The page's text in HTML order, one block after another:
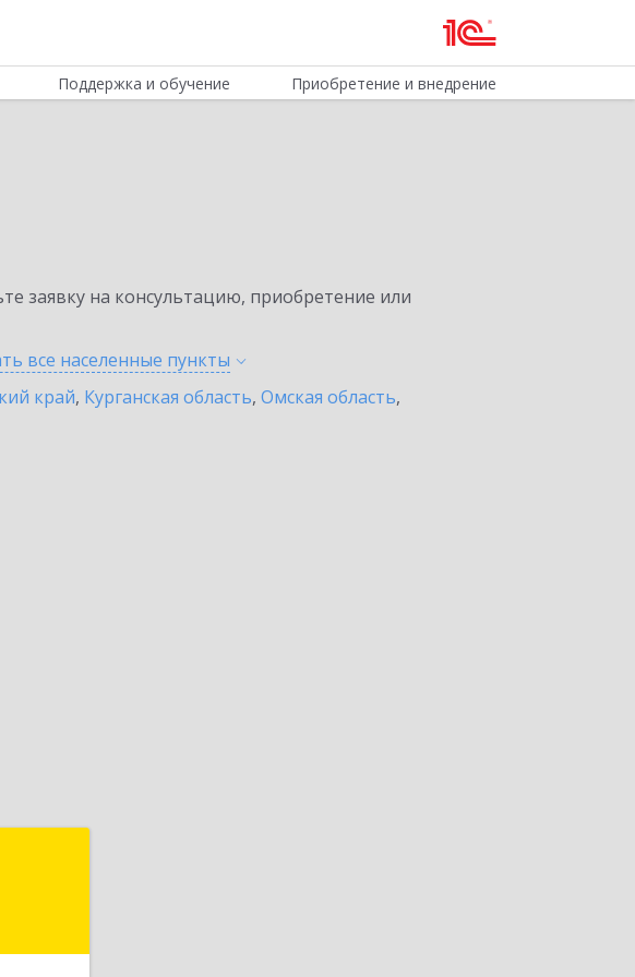
Поддержка и обучение Приобретение и внедрение
заявку на консультацию, приобретение или
все населенные пункты
край, Курганская область, Омская область,